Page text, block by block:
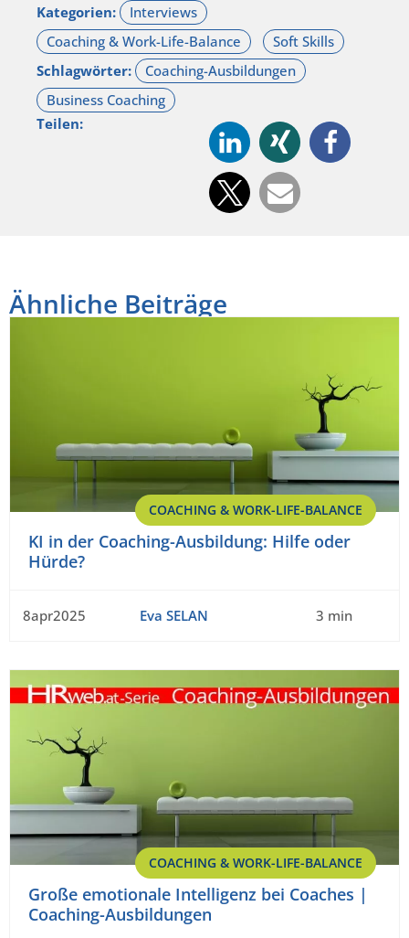
Kategorien:
Schlagwörter:
Teilen:
Ähnliche Beiträge
COACHING & WORK-LIFE-BALANCE
KI in der Coaching-Ausbildung: Hilfe oder
Hürde?
8apr2025 Eva SELAN 3 min
COACHING & WORK-LIFE-BALANCE
Große emotionale Intelligenz bei Coaches |
Coaching-Ausbildungen